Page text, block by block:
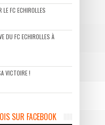
FC ECHIROLLES
DU FC ECHIROLLES À
VICTOIRE !
SUR FACEBOOK